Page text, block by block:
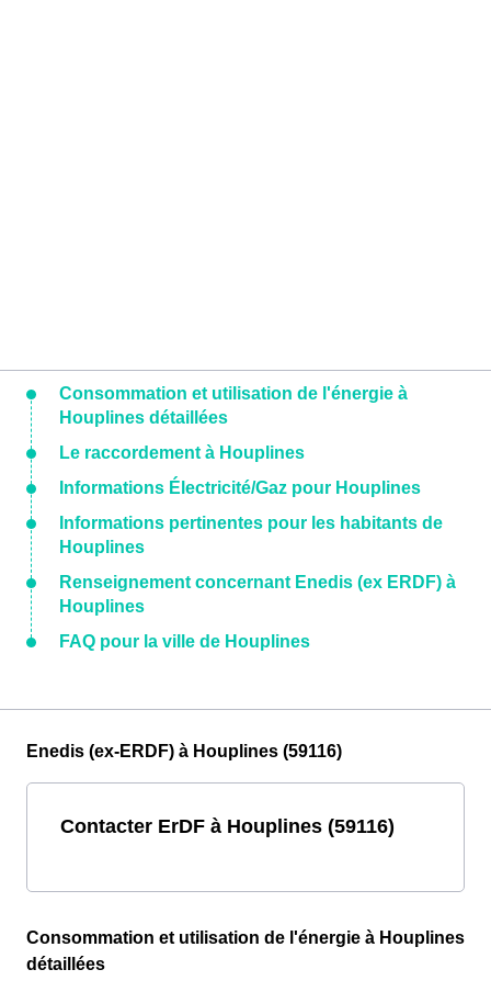
Consommation et utilisation de l'énergie à
Houplines détaillées
Le raccordement à Houplines
Informations Électricité/Gaz pour Houplines
Informations pertinentes pour les habitants de
Houplines
Renseignement concernant Enedis (ex ERDF) à
Houplines
FAQ pour la ville de Houplines
Enedis (ex-ERDF) à Houplines (59116)
Contacter ErDF à Houplines (59116)
Consommation et utilisation de l'énergie à Houplines
détaillées